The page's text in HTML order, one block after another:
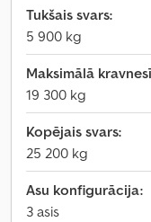
Tukšais svars:
5 900 kg
Maksimālā
19 300 kg
Kopējais svars:
25 200 kg
Asu konfigurācija:
3 asis